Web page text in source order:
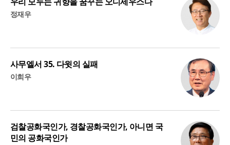
정재우
사무엘서 35. 다윗의 실패
이희우
검찰공화국인가, 경찰공화국인가, 아니면 국
민의 공화국인가